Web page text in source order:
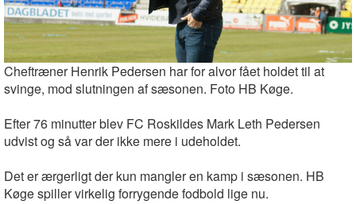
Cheftræner Henrik Pedersen har for alvor fået holdet til at
svinge, mod slutningen af sæsonen. Foto HB Køge.
Efter 76 minutter blev FC Roskildes Mark Leth Pedersen
udvist og så var der ikke mere i udeholdet.
Det er ærgerligt der kun mangler en kamp i sæsonen. HB
Køge spiller virkelig forrygende fodbold lige nu.